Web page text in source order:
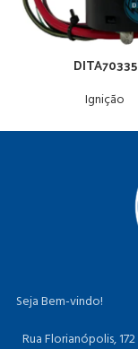
DITA70335
Ignição
Seja Bem-vindo!
Rua Florianópolis,